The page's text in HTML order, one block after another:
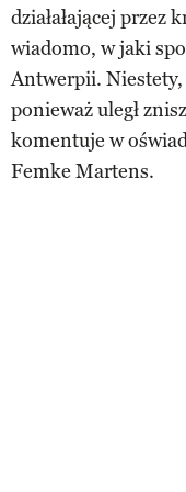
działałającej przez
wiadomo, w jaki
Antwerpii. Niestety,
ponieważ uległ
komentuje w
Femke Martens.